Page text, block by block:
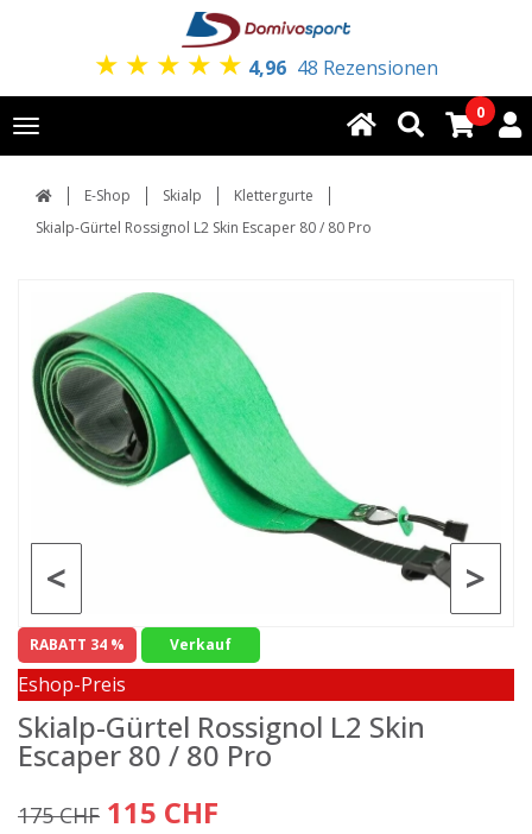
★ ★ ★ ★ ★ 4,96 48 Rezensionen
Toggle
navigation
0
E-Shop Skialp
Klettergurte
Skialp-Gürtel Rossignol L2 Skin Escaper 80 / 80 Pro
>
<
RABATT 34 % Verkauf
Eshop-Preis
Skialp-Gürtel Rossignol L2 Skin
Escaper 80 / 80 Pro
175 CHF 115 CHF